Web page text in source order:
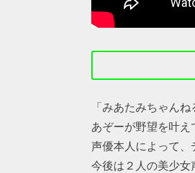
「みあたみちゃん
あぞーが野望を叶え
声優本人によって、
今後は２人の美少女